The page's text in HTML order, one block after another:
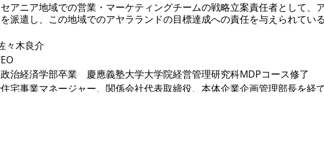
アニア地域での営業・マーケティングチームの戦略立案責任者として、
派遣し、この地域でのアヤラランドの目標達成への責任を与えられてい
木良介
治経済学部卒業 慶應義塾大学大学院経営管理研究科MDPコース修了
宅事業マネージャー、関係会社代表取締役、本体企業企画管理部長を経